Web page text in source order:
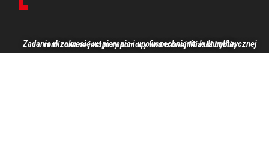
Zadanie w zakresie wspierania i upowszechniania kultury fizycznej realizowane jest przy pomocy finansowej Miasta Lublin